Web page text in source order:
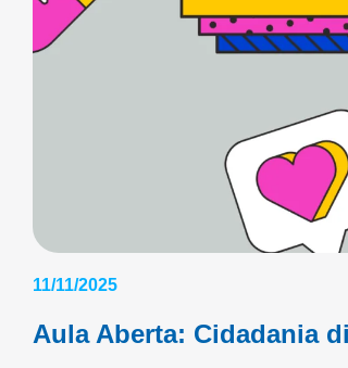
11/11/2025
Aula Aberta: Cidadania